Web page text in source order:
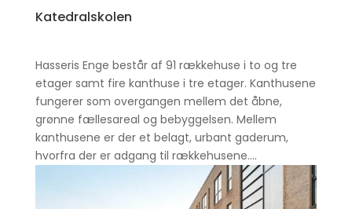
Katedralskolen
Hasseris Enge består af 91 rækkehuse i to og tre
etager samt fire kanthuse i tre etager. Kanthusene
fungerer som overgangen mellem det åbne,
grønne fællesareal og bebyggelsen. Mellem
kanthusene er der et belagt, urbant gaderum,
hvorfra der er adgang til rækkehusene....